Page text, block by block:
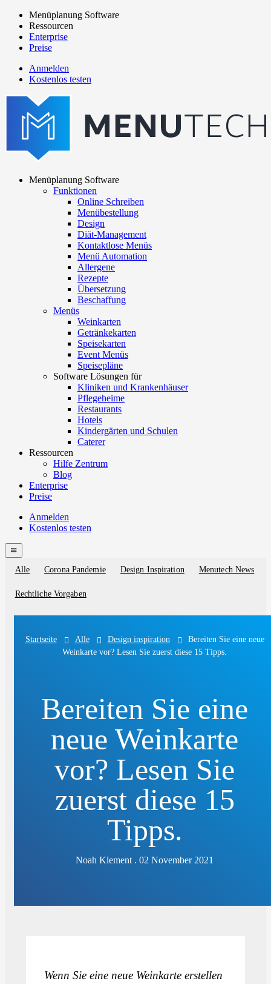
Direkt
zum
Inhalt
Main
navigation
Menüplanung Software
Ressourcen
Enterprise
Preise
menutech
navigation
Anmelden
Kostenlos testen
navigation
Menüplanung Software
Funktionen
Online Schreiben
Menübestellung
Design
Diät-Management
Kontaktlose Menüs
Menü Automation
Allergene
Rezepte
Übersetzung
Beschaffung
Menüs
Weinkarten
Getränkekarten
Speisekarten
Event Menüs
Speisepläne
Software Lösungen für
Kliniken und Krankenhäuser
Pflegeheime
Restaurants
Hotels
Kindergärten und Schulen
Caterer
Ressourcen
Hilfe Zentrum
Blog
Enterprise
Preise
Menutech
navigation
Anmelden
Kostenlos testen
menu
Blog
categories
Alle Corona Pandemie Design Inspiration Menutech News
Rechtliche Vorgaben
Startseite Alle Design inspiration
Bereiten Sie eine neue
Weinkarte vor? Lesen Sie zuerst diese 15 Tipps.
Bereiten Sie eine
neue Weinkarte
vor? Lesen Sie
zuerst diese 15
Tipps.
Noah Klement . 02 November 2021
Wenn Sie eine neue Weinkarte erstellen